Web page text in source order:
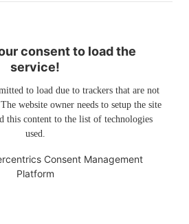
consent to load the
service!
to load due to trackers that are not
website owner needs to setup the site
this content to the list of technologies
used.
Consent Management
Platform